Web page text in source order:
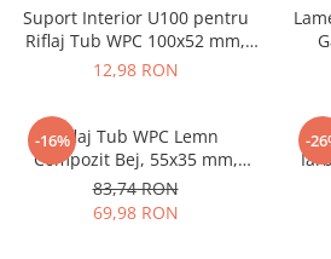
Suport Interior U100 pentru
Riflaj Tub WPC 100x52 mm,
Culoare Gri - VIVODECOR
12,98 RON
-16%Riflaj Tub WPC Lemn
Compozit Bej, 55x35 mm,
Profil Rectangular Ramforsat,
Lungime 2.9 m
83,74 RON
69,98 RON
-